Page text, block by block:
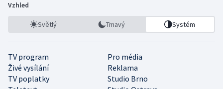
Vzhled
Světlý Tmavý Systém
TV program
Pro média
Živé vysílání
Reklama
TV poplatky
Studio Brno